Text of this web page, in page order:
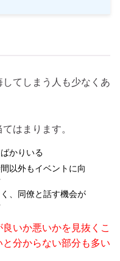
てしまう人も少なくあ
はまります。
かりいる
以外もイベントに向
、同僚と話す機会が
いか悪いかを見抜くこ
分からない部分も多い